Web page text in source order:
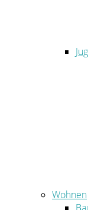
Wohnen